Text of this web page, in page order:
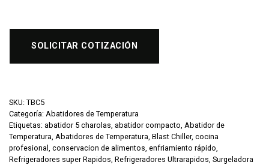
SOLICITAR COTIZACIÓN
SKU: TBC5
Categoría: Abatidores de Temperatura
Etiquetas: abatidor 5 charolas abatidor compacto Abatidor de
Temperatura Abatidores de Temperatura Blast Chiller, cocina
profesional
conservacion de alimentos enfriamiento rápido
Refrigeradores super Rapidos Refrigeradores Ultrarapidos Surgeladora